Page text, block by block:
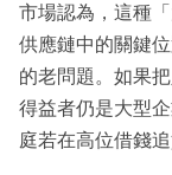
市場認為，這種
供應鏈中的關鍵
的老問題。如果
得益者仍是大型
庭若在高位借錢